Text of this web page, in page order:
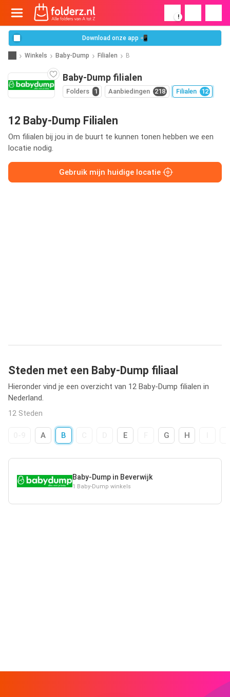
!
Download onze app 📲
Winkels Baby-Dump Filialen B
Baby-Dump filialen
Folders 1 Aanbiedingen 218 Filialen 12
12 Baby-Dump Filialen
Om filialen bij jou in de buurt te kunnen tonen hebben we een
locatie nodig.
Gebruik mijn huidige locatie
Steden met een Baby-Dump filiaal
Hieronder vind je een overzicht van 12 Baby-Dump filialen in
Nederland.
12 Steden
A B E G H
Baby-Dump in Beverwijk
1 Baby-Dump winkels